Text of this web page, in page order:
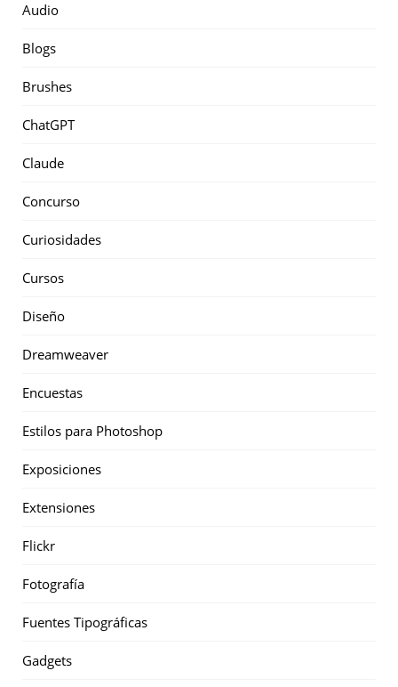
Audio
Blogs
Brushes
ChatGPT
Claude
Concurso
Curiosidades
Cursos
Diseño
Dreamweaver
Encuestas
Estilos para Photoshop
Exposiciones
Extensiones
Flickr
Fotografía
Fuentes Tipográficas
Gadgets